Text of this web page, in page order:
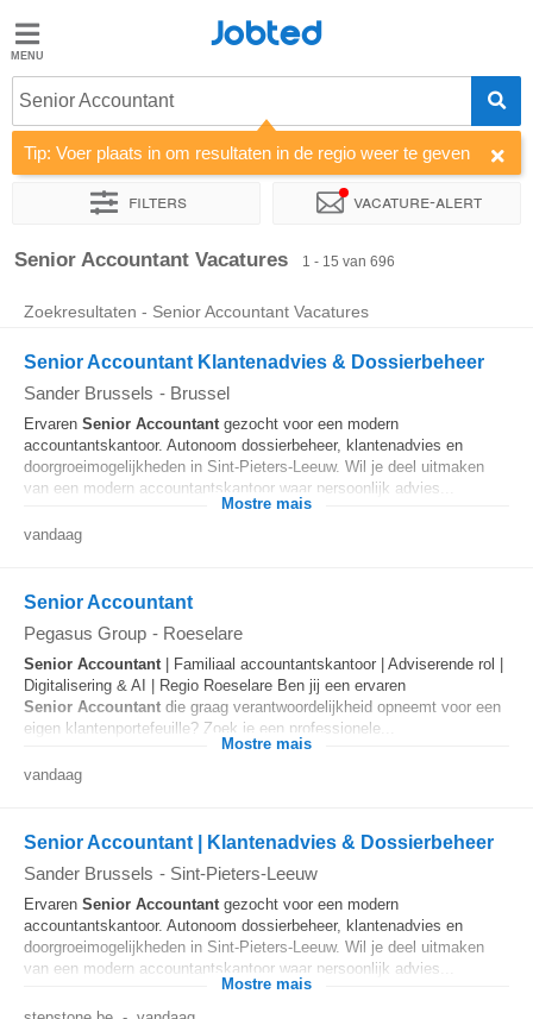
Jobted
Taal
fr
Jobted
Senior Accountant
Tip: Voer plaats in om resultaten in de regio weer te geven
Filters Vacature-alert
Sorteer op Bedrijf Uitzendbureau Soort dienstverband
Senior Accountant Vacatures 1 - 15 van 696
Zoekresultaten - Senior Accountant Vacatures
Senior Accountant Klantenadvies & Dossierbeheer
Sander Brussels - Brussel
Ervaren Senior Accountantgezocht voor een modern
accountantskantoor. Autonoom dossierbeheer, klantenadvies en
doorgroeimogelijkheden in Sint-Pieters-Leeuw. Wil je deel uitmaken
van een modern accountantskantoor waar persoonlijk advies...
Mostre mais
vandaag
Senior Accountant
Pegasus Group - Roeselare
Senior Accountant| Familiaal accountantskantoor | Adviserende rol |
Digitalisering & AI | Regio Roeselare Ben jij een ervaren
Senior Accountant die graag verantwoordelijkheid opneemt voor een
eigen klantenportefeuille? Zoek je een professionele...
Mostre mais
vandaag
Senior Accountant | Klantenadvies & Dossierbeheer
Sander Brussels - Sint-Pieters-Leeuw
Ervaren Senior Accountantgezocht voor een modern
accountantskantoor. Autonoom dossierbeheer, klantenadvies en
doorgroeimogelijkheden in Sint-Pieters-Leeuw. Wil je deel uitmaken
van een modern accountantskantoor waar persoonlijk advies...
Mostre mais